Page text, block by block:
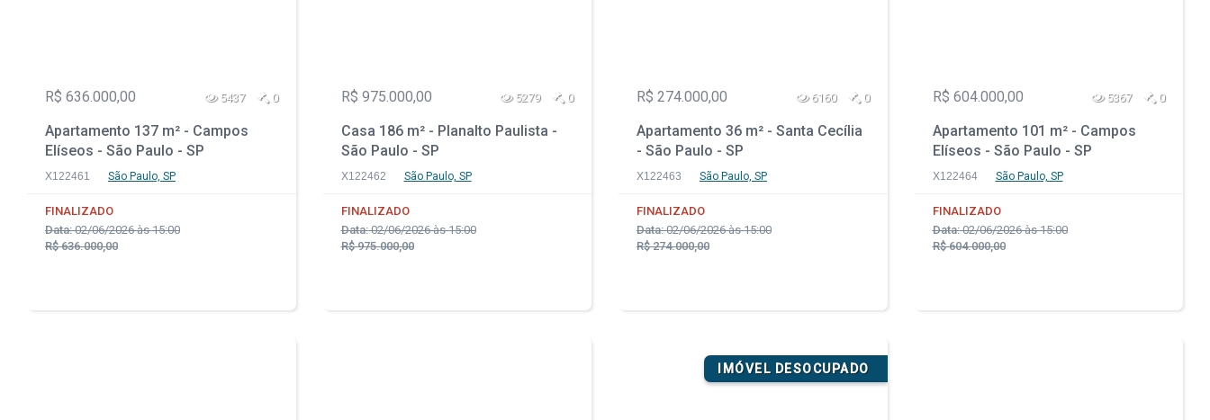
R$ 636.000,00 5437 0
Apartamento 137 m² - Campos
Elíseos - São Paulo - SP
X122461 São Paulo, SP
FINALIZADO
Data:02/06/2026 às 15:00
R$ 636.000,00
R$ 975.000,00 5279 0
Casa 186 m² - Planalto Paulista -
São Paulo - SP
X122462 São Paulo, SP
FINALIZADO
Data:02/06/2026 às 15:00
R$ 975.000,00
R$ 274.000,00 6160 0
Apartamento 36 m² - Santa Cecília
- São Paulo - SP
X122463 São Paulo, SP
FINALIZADO
Data:02/06/2026 às 15:00
R$ 274.000,00
R$ 604.000,00 5367 0
Apartamento 101 m² - Campos
Elíseos - São Paulo - SP
X122464 São Paulo, SP
FINALIZADO
Data:02/06/2026 às 15:00
R$ 604.000,00
IMÓVEL DESOCUPADO